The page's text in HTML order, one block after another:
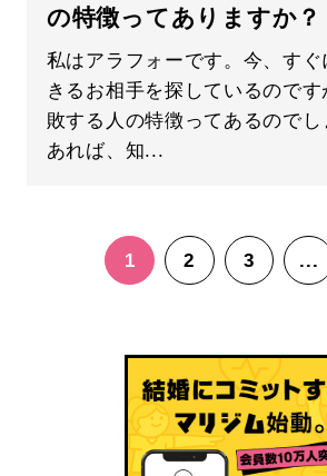
の特徴ってありますか？
私はアラフォーです。今、す
きるお相手を探しているので
敗する人の特徴ってあるのでし
あれば、知...
1 2 3 ...